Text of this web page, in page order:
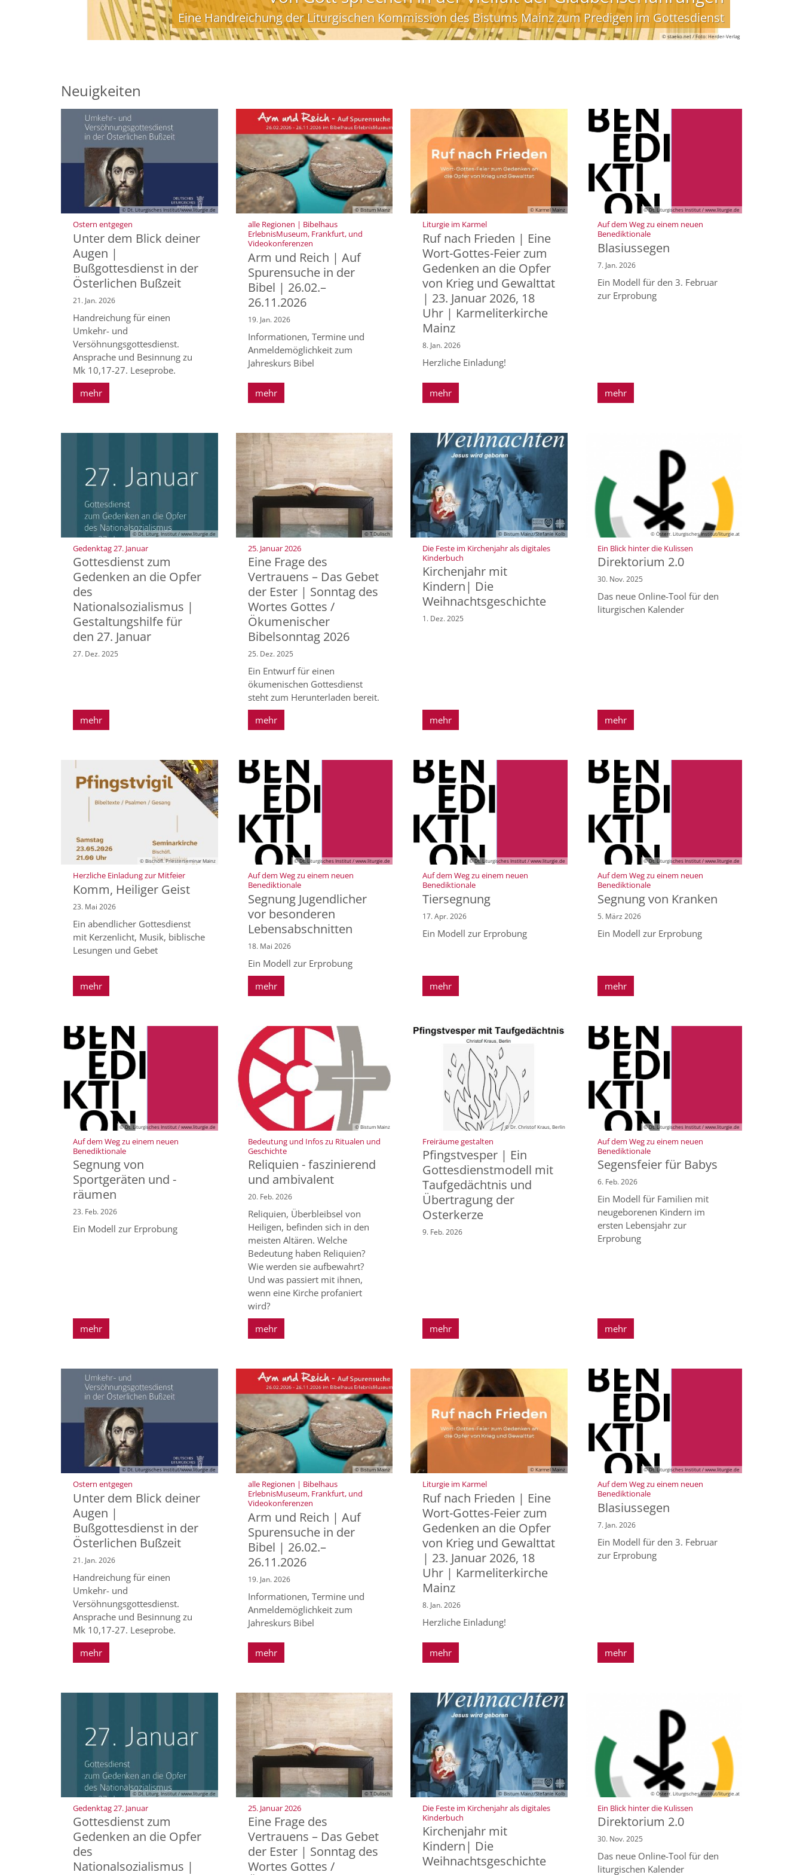
© staeko.net / Foto: Herder-Verlag
Eine Handreichung der Liturgischen Kommission des Bistums Mainz zum Predigen im Gottesdienst
Neuigkeiten
© Dt. Liturgisches Institut/www.liturgie.de
Ostern entgegen
Unter dem Blick deiner
Augen |
Bußgottesdienst in der
Österlichen Bußzeit
21. Jan. 2026
Handreichung für einen
Umkehr- und
Versöhnungsgottesdienst.
Ansprache und Besinnung zu
Mk 10,17-27. Leseprobe.
mehr
© Bistum Mainz
alle Regionen | Bibelhaus
ErlebnisMuseum, Frankfurt, und
Videokonferenzen:
Arm und Reich | Auf
Spurensuche in der
Bibel | 26.02.–
26.11.2026
19. Jan. 2026
Informationen, Termine und
Anmeldemöglichkeit zum
Jahreskurs Bibel
mehr
© Karmel Mainz
Liturgie im Karmel:
Ruf nach Frieden | Eine
Wort-Gottes-Feier zum
Gedenken an die Opfer
von Krieg und Gewalttat
| 23. Januar 2026, 18
Uhr | Karmeliterkirche
Mainz
8. Jan. 2026
Herzliche Einladung!
mehr
© Dt. Liturgisches Institut / www.liturgie.de
Auf dem Weg zu einem neuen
Benediktionale:
Blasiussegen
7. Jan. 2026
Ein Modell für den 3. Februar
zur Erprobung
mehr
© Dt. Liturg. Institut / www.liturgie.de
Gedenktag 27. Januar:
Gottesdienst zum
Gedenken an die Opfer
des
Nationalsozialismus |
Gestaltungshilfe für
den 27. Januar
27. Dez. 2025
mehr
© T.Dulisch
25. Januar 2026:
Eine Frage des
Vertrauens – Das Gebet
der Ester | Sonntag des
Wortes Gottes /
Ökumenischer
Bibelsonntag 2026
25. Dez. 2025
Ein Entwurf für einen
ökumenischen Gottesdienst
steht zum Herunterladen bereit.
mehr
© Bistum Mainz/Stefanie Kolb
Die Feste im Kirchenjahr als digitales
Kinderbuch
Kirchenjahr mit
Kindern| Die
Weihnachtsgeschichte
1. Dez. 2025
mehr
© Österr. Liturgisches Institut/liturgie.at
Ein Blick hinter die Kulissen:
Direktorium 2.0
30. Nov. 2025
Das neue Online-Tool für den
liturgischen Kalender
mehr
© Bischöfl. Priesterseminar Mainz
Herzliche Einladung zur Mitfeier:
Komm, Heiliger Geist
23. Mai 2026
Ein abendlicher Gottesdienst
mit Kerzenlicht, Musik, biblische
Lesungen und Gebet
mehr
© Dt. Liturgisches Institut / www.liturgie.de
Auf dem Weg zu einem neuen
Benediktionale:
Segnung Jugendlicher
vor besonderen
Lebensabschnitten
18. Mai 2026
Ein Modell zur Erprobung
mehr
© Dt. Liturgisches Institut / www.liturgie.de
Auf dem Weg zu einem neuen
Benediktionale:
Tiersegnung
17. Apr. 2026
Ein Modell zur Erprobung
mehr
© Dt. Liturgisches Institut / www.liturgie.de
Auf dem Weg zu einem neuen
Benediktionale:
Segnung von Kranken
5. März 2026
Ein Modell zur Erprobung
mehr
© Dt. Liturgisches Institut / www.liturgie.de
Auf dem Weg zu einem neuen
Benediktionale:
Segnung von
Sportgeräten und -
räumen
23. Feb. 2026
Ein Modell zur Erprobung
mehr
© Bistum Mainz
Bedeutung und Infos zu Ritualen und
Geschichte:
Reliquien - faszinierend
und ambivalent
20. Feb. 2026
Reliquien, Überbleibsel von
Heiligen, befinden sich in den
meisten Altären. Welche
Bedeutung haben Reliquien?
Wie werden sie aufbewahrt?
Und was passiert mit ihnen,
wenn eine Kirche profaniert
wird?
mehr
© Dr. Christof Kraus, Berlin
Freiräume gestalten
Pfingstvesper | Ein
Gottesdienstmodell mit
Taufgedächtnis und
Übertragung der
Osterkerze
9. Feb. 2026
mehr
© Dt. Liturgisches Institut / www.liturgie.de
Auf dem Weg zu einem neuen
Benediktionale:
Segensfeier für Babys
6. Feb. 2026
Ein Modell für Familien mit
neugeborenen Kindern im
ersten Lebensjahr zur
Erprobung
mehr
© Dt. Liturgisches Institut/www.liturgie.de
Ostern entgegen
Unter dem Blick deiner
Augen |
Bußgottesdienst in der
Österlichen Bußzeit
21. Jan. 2026
Handreichung für einen
Umkehr- und
Versöhnungsgottesdienst.
Ansprache und Besinnung zu
Mk 10,17-27. Leseprobe.
mehr
© Bistum Mainz
alle Regionen | Bibelhaus
ErlebnisMuseum, Frankfurt, und
Videokonferenzen:
Arm und Reich | Auf
Spurensuche in der
Bibel | 26.02.–
26.11.2026
19. Jan. 2026
Informationen, Termine und
Anmeldemöglichkeit zum
Jahreskurs Bibel
mehr
© Karmel Mainz
Liturgie im Karmel:
Ruf nach Frieden | Eine
Wort-Gottes-Feier zum
Gedenken an die Opfer
von Krieg und Gewalttat
| 23. Januar 2026, 18
Uhr | Karmeliterkirche
Mainz
8. Jan. 2026
Herzliche Einladung!
mehr
© Dt. Liturgisches Institut / www.liturgie.de
Auf dem Weg zu einem neuen
Benediktionale:
Blasiussegen
7. Jan. 2026
Ein Modell für den 3. Februar
zur Erprobung
mehr
© Dt. Liturg. Institut / www.liturgie.de
Gedenktag 27. Januar:
Gottesdienst zum
Gedenken an die Opfer
des
Nationalsozialismus |
© T.Dulisch
25. Januar 2026:
Eine Frage des
Vertrauens – Das Gebet
der Ester | Sonntag des
Wortes Gottes /
© Bistum Mainz/Stefanie Kolb
Die Feste im Kirchenjahr als digitales
Kinderbuch
Kirchenjahr mit
Kindern| Die
Weihnachtsgeschichte
© Österr. Liturgisches Institut/liturgie.at
Ein Blick hinter die Kulissen:
Direktorium 2.0
30. Nov. 2025
Das neue Online-Tool für den
liturgischen Kalender